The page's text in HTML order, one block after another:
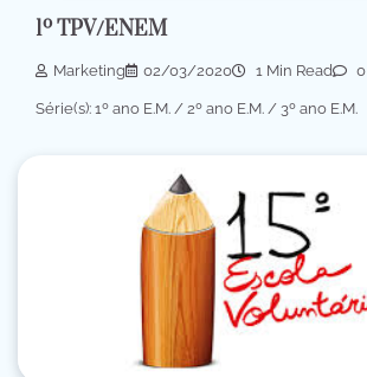
1º TPV/ENEM
Marketing 02/03/2020 1 Min Read 0
Série(s): 1º ano E.M. / 2º ano E.M. / 3º ano E.M.